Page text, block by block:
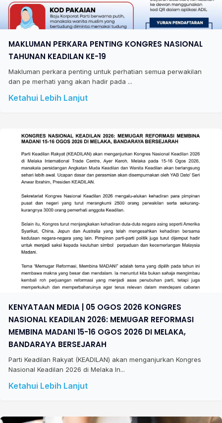
MAKLUMAN PERKARA PENTING KONGRES NASIONAL
TAHUNAN KEADILAN KE-19
Makluman perkara penting untuk perhatian semua perwakilan
dan pe merhati yang akan hadir pada ...
Ketahui Lebih Lanjut
KENYATAAN MEDIA | 05 OGOS 2026 KONGRES
NASIONAL KEADILAN 2026: MEMUGAR REFORMASI
MEMBINA MADANI 15-16 OGOS 2026 DI MELAKA,
BANDARAYA BERSEJARAH
Parti Keadilan Rakyat (KEADILAN) akan menganjurkan Kongres
Nasional Keadilan 2026 di Melaka In...
Ketahui Lebih Lanjut